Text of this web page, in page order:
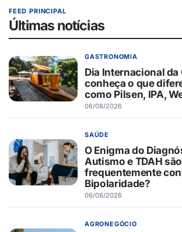
FEED PRINCIPAL
Últimas notícias
GASTRONOMIA
Dia Internacional da
conheça o que
como Pilsen, IPA,
06/08/2026
SAÚDE
O Enigma do
Autismo e TDAH são
frequentemente
Bipolaridade?
06/08/2026
AGRONEGÓCIO